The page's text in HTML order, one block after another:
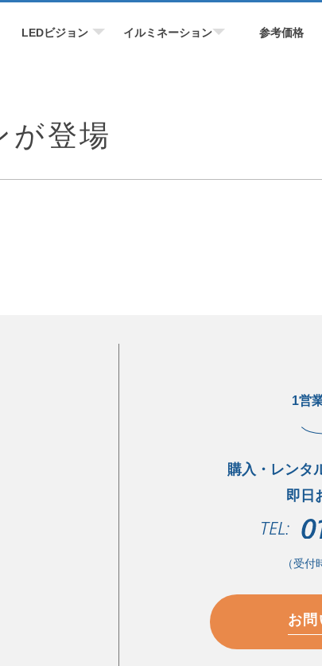
LEDビジョン イルミネーション 参考価格
が登場
1営
購入・レンタ
即日
（受
お